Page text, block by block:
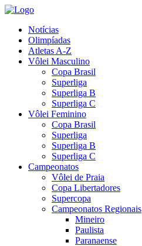
Notícias
Olimpíadas
Atletas A-Z
Vôlei Masculino
Copa Brasil
Superliga
Superliga B
Superliga C
Vôlei Feminino
Copa Brasil
Superliga
Superliga B
Superliga C
Campeonatos
Vôlei de Praia
Copa Libertadores
Supercopa
Campeonatos Regionais
Mineiro
Paulista
Paranaense